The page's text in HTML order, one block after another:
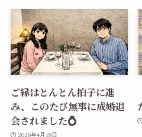
ご縁はとんとん拍子に進
み、このたび無事に成婚退
会されました💍
2026年4月18日